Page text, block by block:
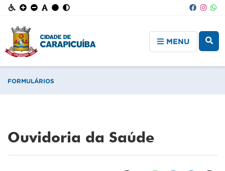
MENU
FORMULÁRIOS
Ouvidoria da Saúde